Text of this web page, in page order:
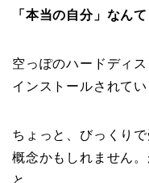
「本当の自分」なん
空っぽのハードディ
インストールされて
ちょっと、びっくり
概念かもしれません
と